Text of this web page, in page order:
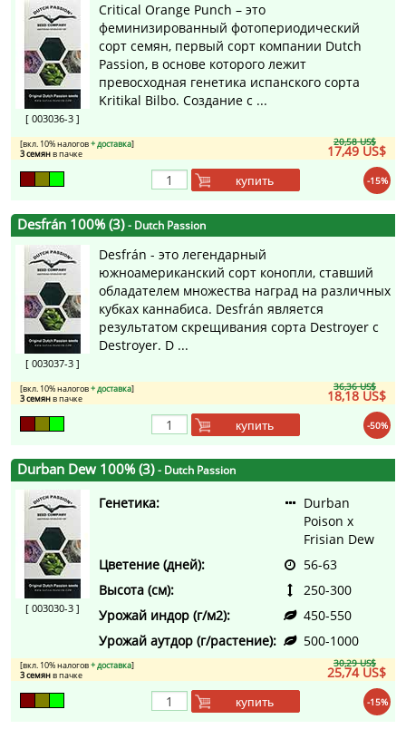
[ 003036-3 ]
Critical Orange Punch – это
феминизированный фотопериодический
сорт семян, первый сорт компании Dutch
Passion, в основе которого лежит
превосходная генетика испанского сорта
Kritikal Bilbo. Создание с ...
20,58 US$
17,49 US$
[вкл. 10% налогов+ доставка]
3 семянв пачке
-15%
купить
Desfrán 100% (3)- Dutch Passion
[ 003037-3 ]
Desfrán - это легендарный
южноамериканский сорт конопли, ставший
обладателем множества наград на различных
кубках каннабиса. Desfrán является
результатом скрещивания сорта Destroyer с
Destroyer. D ...
36,36 US$
18,18 US$
[вкл. 10% налогов+ доставка]
3 семянв пачке
-50%
купить
Durban Dew 100% (3)- Dutch Passion
[ 003030-3 ]
Генетика:
Durban
Poison x
Frisian Dew
Цветение (дней):
56-63
Высота (см):
250-300
Урожай индор (г/м2):
450-550
Урожай аутдор (г/растение):
500-1000
30,29 US$
25,74 US$
[вкл. 10% налогов+ доставка]
3 семянв пачке
-15%
купить